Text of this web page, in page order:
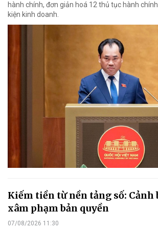
hành chính, đơn giản hoá 12 thủ tục hành
kiện kinh doanh.
Kiếm tiền từ nền tảng số: Cảnh
xâm phạm bản quyền
07/08/2026 11:30